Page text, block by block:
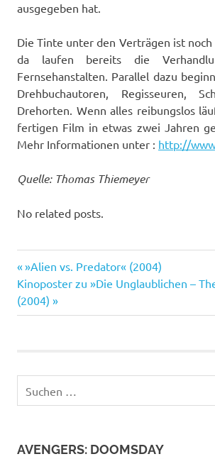
ausgegeben hat.
Die Tinte unter den Verträgen ist
da laufen bereits die
Fernsehanstalten. Parallel dazu
Drehbuchautoren, Regisseuren,
Drehorten. Wenn alles reibungslos
fertigen Film in etwas zwei Jahren
Mehr Informationen unter : http://
Quelle: Thomas Thiemeyer
No related posts.
Thiemeyer
Beitragsnavigation
Vorheriger
Beitrag:
»Alien vs. Predator« (2004)
Nächster
Beitrag:
Kinoposter zu »Die Unglaublichen –
(2004)
nach:
AVENGERS: DOOMSDAY